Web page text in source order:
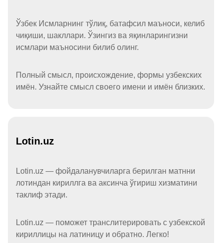
Ўзбек Исмларнинг тўлиқ, батафсил маъноси, келиб
чиқиши, шакллари. Ўзингиз ва яқинларингизни
исмлари маъносини билиб олинг.
Полный смысл, происхождение, формы узбекских
имён. Узнайте смысл своего имени и имён близких.
Lotin.uz
Lotin.uz — фойдаланувчиларга берилган матнни
лотиндан кириллга ва аксинча ўгириш хизматини
таклиф этади.
Lotin.uz — поможет транслитерировать с узбекской
кириллицы на латиницу и обратно. Легко!